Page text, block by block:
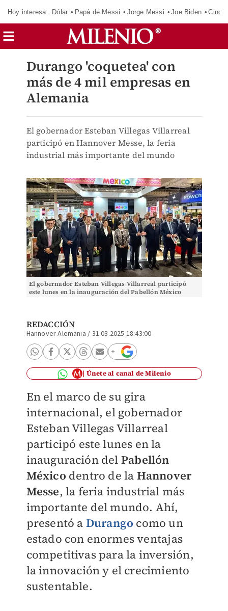
Hoy interesa: Dólar Papá de Messi Jorge Messi Joe Biden
Durango 'coquetea' con
más de 4 mil empresas en
Alemania
El gobernador Esteban Villegas Villarreal
participó en Hannover Messe, la feria
industrial más importante del mundo
El gobernador Esteban Villegas Villarreal participó
este lunes en la inauguración del Pabellón México
REDACCIÓN
Hannover Alemania / 31.03.2025 18:43:00
Únete al canal de Milenio
En el marco de su gira
internacional, el gobernador
Esteban Villegas Villarreal
participó este lunes en la
inauguración del Pabellón
México dentro de la Hannover
Messe, la feria industrial más
importante del mundo. Ahí,
presentó a Durango como un
estado con enormes ventajas
competitivas para la inversión,
la innovación y el crecimiento
sustentable.